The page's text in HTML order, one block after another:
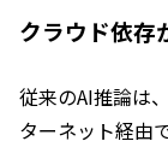
クラウド依存
従来のAI推論は
ターネット経由